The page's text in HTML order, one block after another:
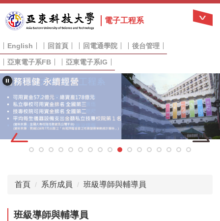
到
主
內
容
區
電子工程系
English 回首頁 回電通學院 後台管理
亞東電子系FB 亞東電子系IG
首頁 系所成員 班級導師與輔導員
班級導師與輔導員